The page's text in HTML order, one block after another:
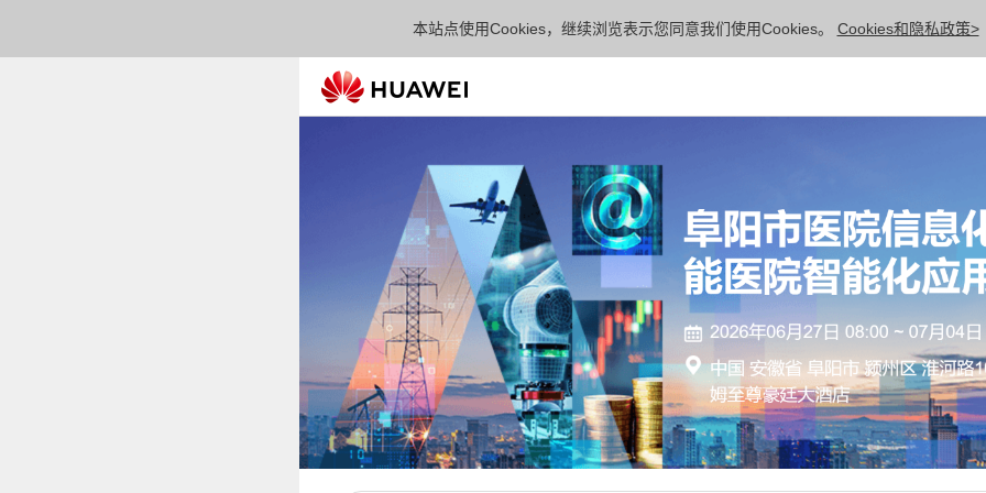
本站点使用Cookies，继续浏览表示您同意我们使用Cookies。 Cookies和隐私政策>